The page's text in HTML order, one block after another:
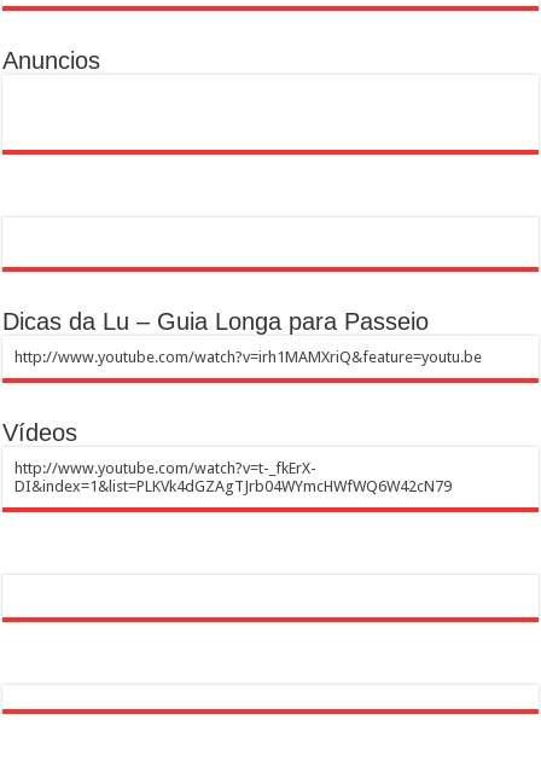
Anuncios
Dicas da Lu – Guia Longa para Passeio
http://www.youtube.com/watch?v=irh1MAMXriQ&feature=youtu.be
Vídeos
http://www.youtube.com/watch?v=t-_fkErX-
DI&index=1&list=PLKVk4dGZAgTJrb04WYmcHWfWQ6W42cN79